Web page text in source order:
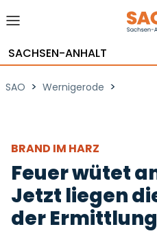
SACHSEN-ANHALT
SAO > Wernigerode >
BRAND IM HARZ
Feuer wütet
Jetzt liegen
der